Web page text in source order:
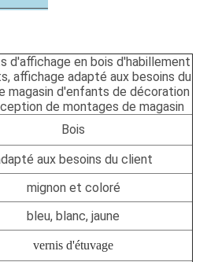
d'affichage en bois d'habillement
affichage adapté aux besoins du
magasin d'enfants de décoration
de montages de magasin
Bois
aux besoins du client
mignon et coloré
bleu, blanc, jaune
vernis d'étuvage